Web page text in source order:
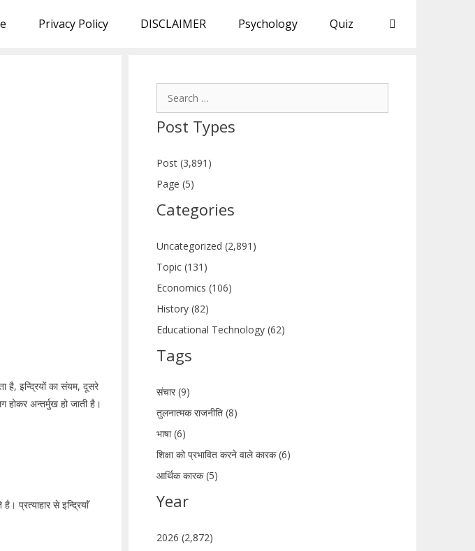
Privacy Policy DISCLAIMER Psychology Quiz
है, इन्द्रियों का संयम, दूसरे
होकर अन्तर्मुख हो जाती है।
प्रत्याहार से इन्द्रियाॅं
Post Types
Post (3,891)
Page (5)
Categories
Uncategorized (2,891)
Topic (131)
Economics (106)
History (82)
Educational Technology (62)
Tags
संचार (9)
तुलनात्मक राजनीति (8)
भाषा (6)
शिक्षा को प्रभावित करने वाले कारक (6)
आर्थिक कारक (5)
Year
2026 (2,872)